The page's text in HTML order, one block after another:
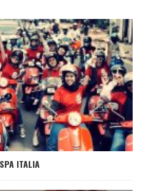
ITALIA